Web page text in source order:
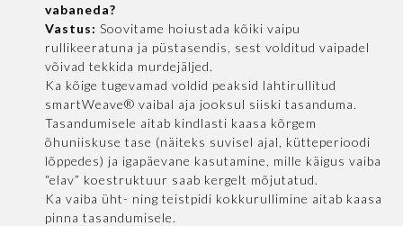
vabaneda?
Vastus: Soovitame hoiustada kõiki vaipu
rullikeeratuna ja püstasendis, sest volditud vaipadel
võivad tekkida murdejäljed.
Ka kõige tugevamad voldid peaksid lahtirullitud
smartWeave® vaibal aja jooksul siiski tasanduma.
Tasandumisele aitab kindlasti kaasa kõrgem
õhuniiskuse tase (näiteks suvisel ajal, kütteperioodi
lõppedes) ja igapäevane kasutamine, mille käigus vaiba
“elav” koestruktuur saab kergelt mõjutatud.
Ka vaiba üht- ning teistpidi kokkurullimine aitab kaasa
pinna tasandumisele.